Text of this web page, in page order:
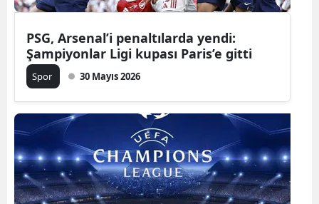
PSG, Arsenal’i penaltılarda yendi:
Şampiyonlar Ligi kupası Paris’e gitti
Spor 30 Mayıs 2026